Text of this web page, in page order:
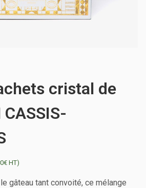
cristal de
CASSIS-
€ HT)
gâteau tant convoité, ce mélange